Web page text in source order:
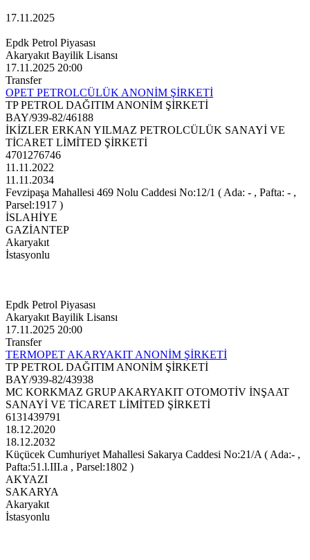
17.11.2025
Epdk Petrol Piyasası
Akaryakıt Bayilik Lisansı
17.11.2025 20:00
Transfer
OPET PETROLCÜLÜK ANONİM ŞİRKETİ
TP PETROL DAĞITIM ANONİM ŞİRKETİ
BAY/939-82/46188
İKİZLER ERKAN YILMAZ PETROLCÜLÜK SANAYİ VE
TİCARET LİMİTED ŞİRKETİ
4701276746
11.11.2022
11.11.2034
Fevzipaşa Mahallesi 469 Nolu Caddesi No:12/1 ( Ada: - , Pafta: - ,
Parsel:1917 )
İSLAHİYE
GAZİANTEP
Akaryakıt
İstasyonlu
Epdk Petrol Piyasası
Akaryakıt Bayilik Lisansı
17.11.2025 20:00
Transfer
TERMOPET AKARYAKIT ANONİM ŞİRKETİ
TP PETROL DAĞITIM ANONİM ŞİRKETİ
BAY/939-82/43938
MC KORKMAZ GRUP AKARYAKIT OTOMOTİV İNŞAAT
SANAYİ VE TİCARET LİMİTED ŞİRKETİ
6131439791
18.12.2020
18.12.2032
Küçücek Cumhuriyet Mahallesi Sakarya Caddesi No:21/A ( Ada:- ,
Pafta:51.l.III.a , Parsel:1802 )
AKYAZI
SAKARYA
Akaryakıt
İstasyonlu